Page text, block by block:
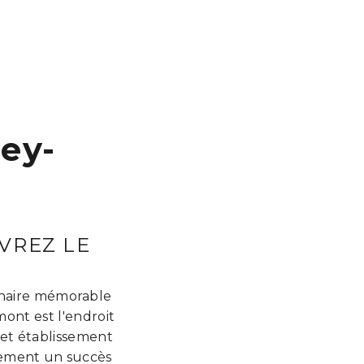
LE
mémorable
est l'endroit
établissement
un succès